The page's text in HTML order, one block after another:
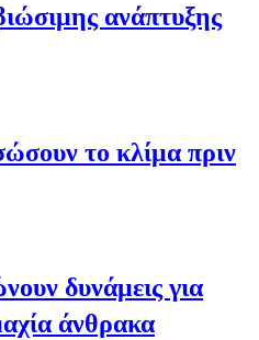
ανάπτυξης
το κλίμα πριν
δυνάμεις για
άνθρακα